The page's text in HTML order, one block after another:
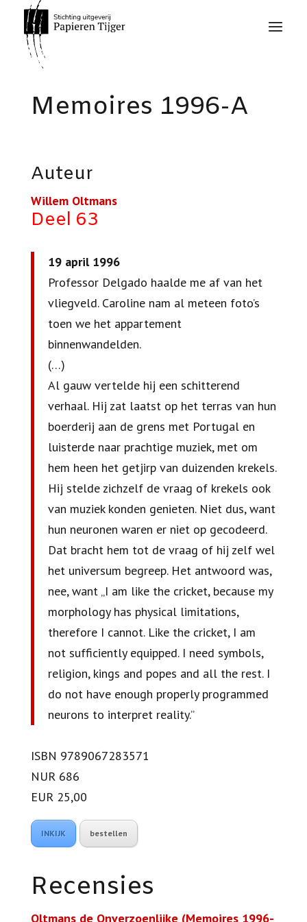
Memoires 1996-A
Auteur
Willem Oltmans
Deel 63
19 april 1996
Professor Delgado haalde me af van het
vliegveld. Caroline nam al meteen foto’s
toen we het appartement
binnenwandelden.
(…)
Al gauw vertelde hij een schitterend
verhaal. Hij zat laatst op het terras van hun
boerderij aan de grens met Portugal en
luisterde naar prachtige muziek, met om
hem heen het getjirp van duizenden krekels.
Hij stelde zichzelf de vraag of krekels ook
van muziek konden genieten. Niet dus, want
hun neuronen waren er niet op gecodeerd.
Dat bracht hem tot de vraag of hij zelf wel
het universum begreep. Het antwoord was,
nee, want „I am like the cricket, because my
morphology has physical limitations,
therefore I cannot. Like the cricket, I am
not sufficiently equipped. I need symbols,
religion, kings and popes and all the rest. I
do not have enough properly programmed
neurons to interpret reality.”
ISBN 9789067283571
NUR 686
EUR 25,00
INKIJK bestellen
Recensies
Oltmans de Onverzoenlijke (Memoires 1996-